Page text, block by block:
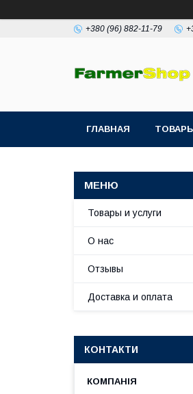
+380 (96) 882-11-79
ГЛАВНАЯ
Товары и услуги
О нас
Отзывы
Доставка и оплата
КОНТАКТИ